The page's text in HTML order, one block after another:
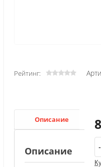
Рейтинг:
Описание
Описание